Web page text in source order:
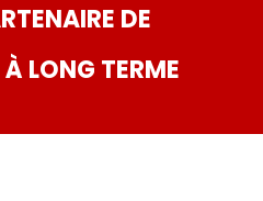
DE
LONG TERME